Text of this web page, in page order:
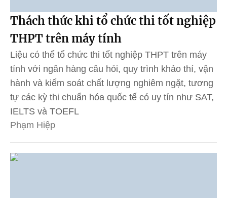
Thách thức khi tổ chức thi tốt nghiệp
THPT trên máy tính
Liệu có thể tổ chức thi tốt nghiệp THPT trên máy
tính với ngân hàng câu hỏi, quy trình khảo thí, vận
hành và kiểm soát chất lượng nghiêm ngặt, tương
tự các kỳ thi chuẩn hóa quốc tế có uy tín như SAT,
IELTS và TOEFL
Phạm Hiệp